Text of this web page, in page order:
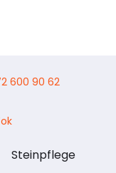
600 90 62
Steinpflege